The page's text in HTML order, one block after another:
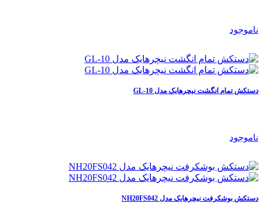
ناموجود
دستکش تمام انگشت نیچرهایک مدل GL-10
ناموجود
دستکش بوشکرفت نیچرهایک مدل NH20FS042